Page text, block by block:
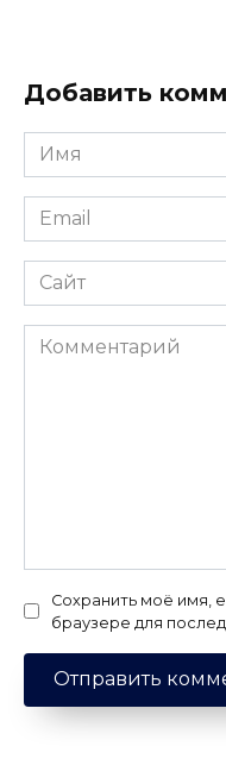
Добавить
Имя
*
Email
*
Сайт
Комментарий
Сохранить моё имя,
браузере для